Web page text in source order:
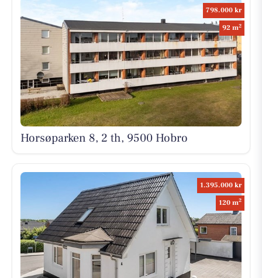
798.000 kr
92 m2
Horsøparken 8, 2 th, 9500 Hobro
1.395.000 kr
120 m2